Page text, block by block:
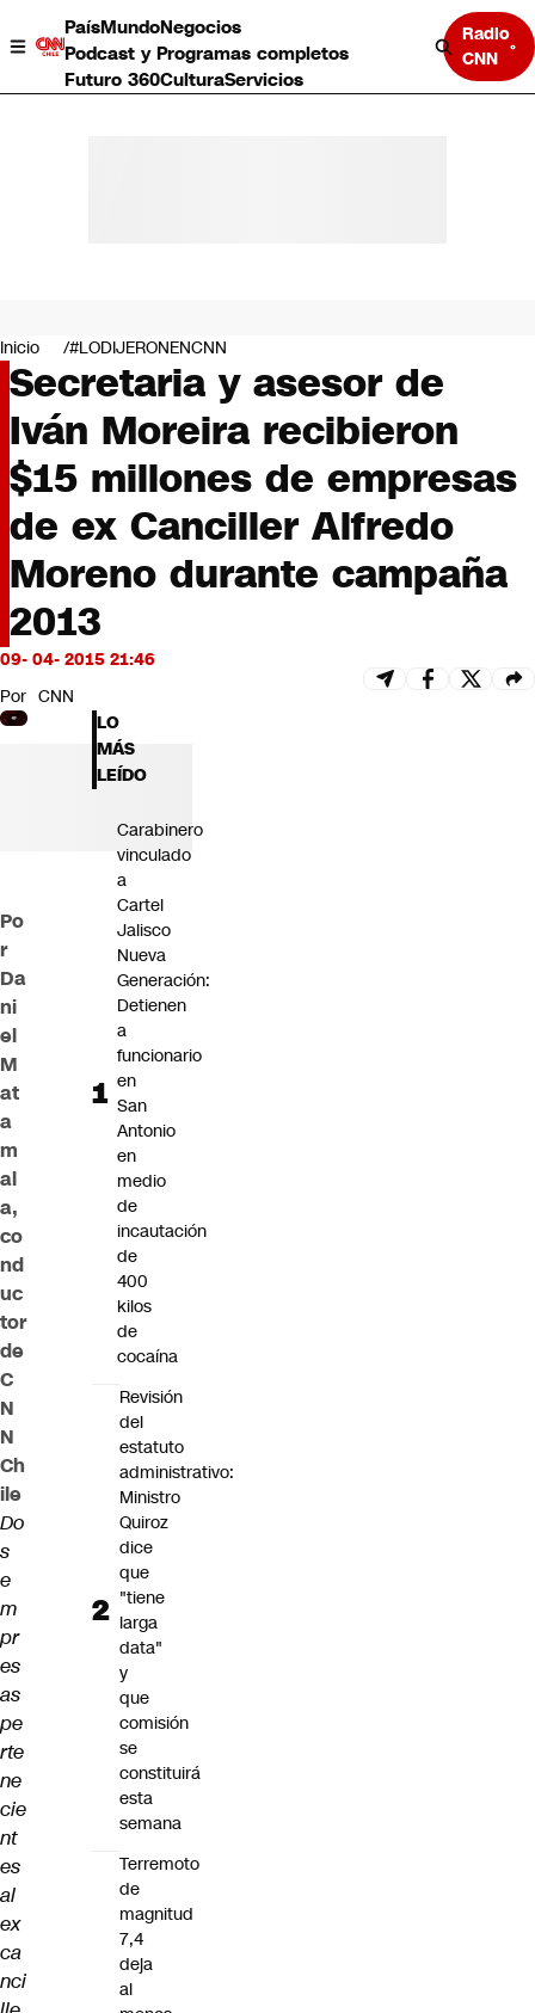
PaísMundoNegocios
Podcast y Programas completos
Futuro 360CulturaServicios
Radio
CNN
Negocios
Deportes
Programas completos
Cultura
Servicios
Bits
CNN Data
CNN tiempo
Futuro 360
Opinión
Inicio #LODIJERONENCNN
Secretaria y asesor de
Iván Moreira recibieron
$15 millones de empresas
de ex Canciller Alfredo
Moreno durante campaña
2013
09- 04- 2015 21:46
Por CNN
Po
r
Da
ni
el
M
at
a
m
al
a,
co
nd
uc
tor
de
C
N
N
Ch
ile
Do
s
e
m
pr
es
as
pe
rte
ne
cie
nt
es
al
ex
ca
nci
LO
MÁS
LEÍDO
Carabinero
vinculado
a
Cartel
Jalisco
Nueva
Generación:
Detienen
a
funcionario
en
San
Antonio
en
medio
de
incautación
de
400
kilos
de
cocaína
Revisión
del
estatuto
administrativo:
Ministro
Quiroz
dice
que
"tiene
larga
data"
y
que
comisión
se
constituirá
esta
semana
Terremoto
de
magnitud
7,4
deja
al